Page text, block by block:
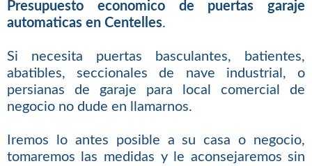
Presupuesto economico de puertas garaje
automaticas en Centelles.
Si necesita puertas basculantes, batientes,
abatibles, seccionales de nave industrial, o
persianas de garaje para local comercial de
negocio no dude en llamarnos.
Iremos lo antes posible a su casa o negocio,
tomaremos las medidas y le aconsejaremos sin